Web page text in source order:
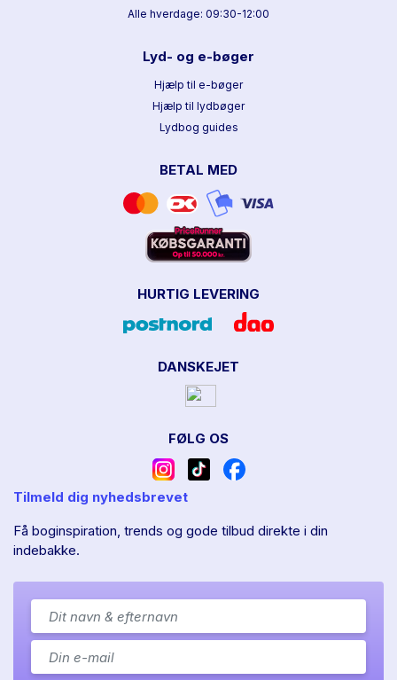
Alle hverdage: 09:30-12:00
Lyd- og e-bøger
Hjælp til e-bøger
Hjælp til lydbøger
Lydbog guides
BETAL MED
HURTIG LEVERING
DANSKEJET
FØLG OS
Tilmeld dig nyhedsbrevet
Få boginspiration, trends og gode tilbud direkte i din
indebakke.